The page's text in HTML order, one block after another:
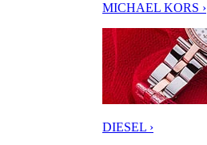
MICHAEL KORS ›
DIESEL ›